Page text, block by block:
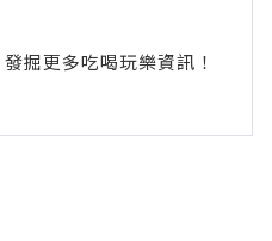
掘更多吃喝玩樂資訊！